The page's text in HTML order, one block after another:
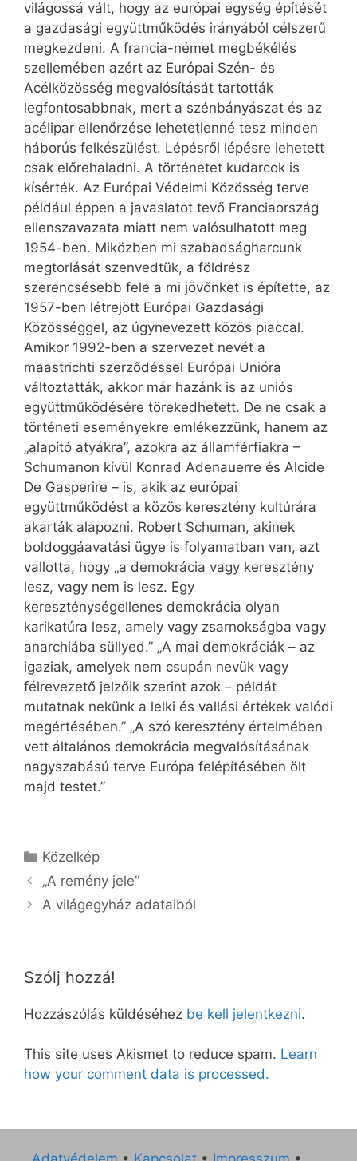
világossá vált, hogy az európai egység építését
a gazdasági együttműködés irányából célszerű
megkezdeni. A francia-német megbékélés
szellemében azért az Európai Szén- és
Acélközösség megvalósítását tartották
legfontosabbnak, mert a szénbányászat és az
acélipar ellenőrzése lehetetlenné tesz minden
háborús felkészülést. Lépésről lépésre lehetett
csak előrehaladni. A történetet kudarcok is
kísérték. Az Európai Védelmi Közösség terve
például éppen a javaslatot tevő Franciaország
ellenszavazata miatt nem valósulhatott meg
1954-ben. Miközben mi szabadságharcunk
megtorlását szenvedtük, a földrész
szerencsésebb fele a mi jövőnket is építette, az
1957-ben létrejött Európai Gazdasági
Közösséggel, az úgynevezett közös piaccal.
Amikor 1992-ben a szervezet nevét a
maastrichti szerződéssel Európai Unióra
változtatták, akkor már hazánk is az uniós
együttműködésére törekedhetett. De ne csak a
történeti eseményekre emlékezzünk, hanem az
„alapító atyákra”, azokra az államférfiakra –
Schumanon kívül Konrad Adenauerre és Alcide
De Gasperire – is, akik az európai
együttműködést a közös keresztény kultúrára
akarták alapozni. Robert Schuman, akinek
boldoggáavatási ügye is folyamatban van, azt
vallotta, hogy „a demokrácia vagy keresztény
lesz, vagy nem is lesz. Egy
kereszténységellenes demokrácia olyan
karikatúra lesz, amely vagy zsarnokságba vagy
anarchiába süllyed.” „A mai demokráciák – az
igaziak, amelyek nem csupán nevük vagy
félrevezető jelzőik szerint azok – példát
mutatnak nekünk a lelki és vallási értékek valódi
megértésében.” „A szó keresztény értelmében
vett általános demokrácia megvalósításának
nagyszabású terve Európa felépítésében ölt
majd testet.”
Kategória
Közelkép
„A remény jele”
A világegyház adataiból
Szólj hozzá!
Hozzászólás küldéséhez be kell jelentkezni.
This site uses Akismet to reduce spam. Learn
how your comment data is processed.